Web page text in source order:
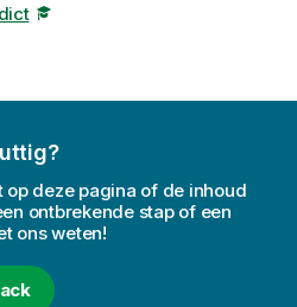
deze pagina of de inhoud
ontbrekende stap of een
ons weten!